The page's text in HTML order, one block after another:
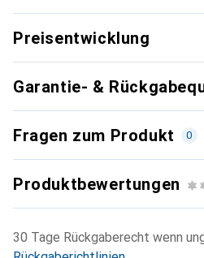
Preisentwicklung
Garantie- &
Fragen zum Produkt 0
Produktbewertungen
30 Tage Rückgaberecht wenn